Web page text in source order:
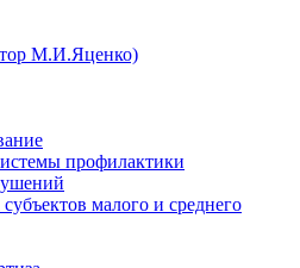
М.И.Яценко)
профилактики
малого и среднего